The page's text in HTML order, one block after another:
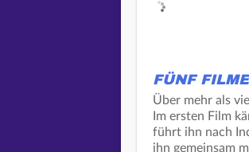
FÜNF
Über mehr als
Im ersten Film
führt ihn nach
ihn gemeinsam